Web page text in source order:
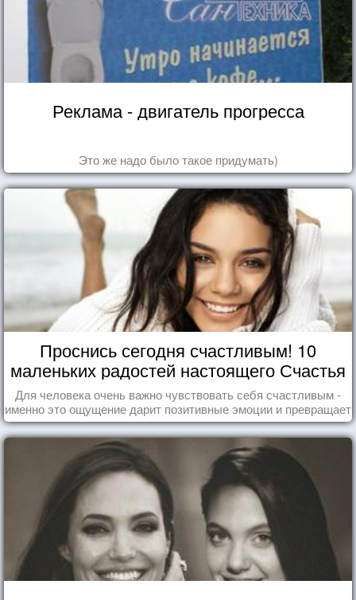
Реклама - двигатель прогресса
Это же надо было такое придумать)
Проснись сегодня счастливым! 10
маленьких радостей настоящего Счастья
Для человека очень важно чувствовать себя счастливым -
именно это ощущение дарит позитивные эмоции и превращает
каждый день в маленький праздник.